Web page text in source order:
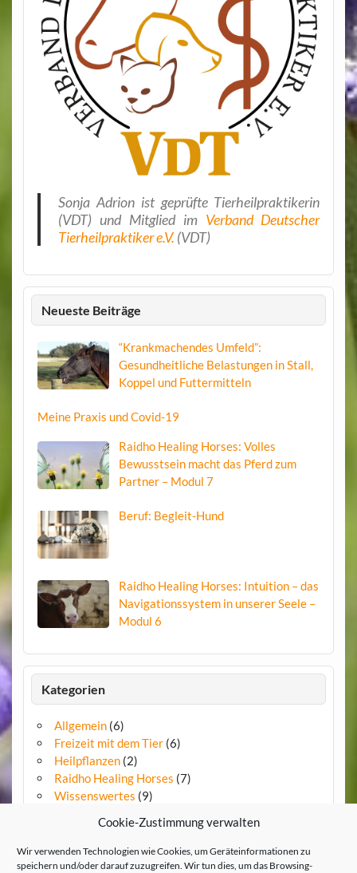
Cookie-Zustimmung verwalten
Wir verwenden Technologien wie Cookies, um Geräteinformationen zu
speichern und/oder darauf zuzugreifen. Wir tun dies, um das Browsing-
Sonja Adrion ist geprüfte Tierheilpraktikerin
(VDT) und Mitglied im Verband Deutscher
Tierheilpraktiker e.V. (VDT)
Neueste Beiträge
“Krankmachendes Umfeld”:
Gesundheitliche Belastungen in Stall,
Koppel und Futtermitteln
Meine Praxis und Covid-19
Raidho Healing Horses: Volles
Bewusstsein macht das Pferd zum
Partner – Modul 7
Beruf: Begleit-Hund
Raidho Healing Horses: Intuition – das
Navigationssystem in unserer Seele –
Modul 6
Kategorien
Allgemein(6)
Freizeit mit dem Tier(6)
Heilpflanzen(2)
Raidho Healing Horses (7)
Wissenswertes (9)
Copyright by Tierheilpraxis Adrion